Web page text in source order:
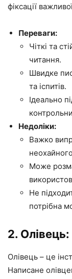
фіксації
Переваги:
Чіткі та
читання.
Швидке
та іспитів.
Ідеально
Недоліки:
Важко
Може
Не
потрібна
2. Олівець:
Олівець – це
Написане